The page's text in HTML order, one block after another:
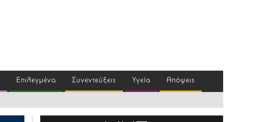
Επιλεγμένα Συνεντεύξεις Υγεία Απόψεις